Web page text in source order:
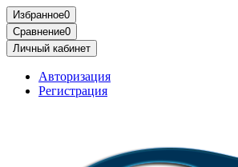
Избранное0
Сравнение0
Личный кабинет
Авторизация
Регистрация